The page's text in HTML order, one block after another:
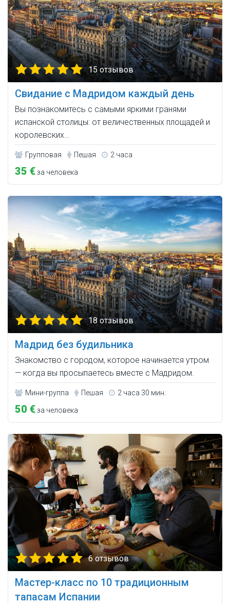
15 отзывов
Свидание с Мадридом каждый день
Вы познакомитесь с самыми яркими гранями
испанской столицы: от величественных площадей и
королевских…
Групповая Пешая 2 часа
35 €за человека
18 отзывов
Мадрид без будильника
Знакомство с городом, которое начинается утром
— когда вы просыпаетесь вместе с Мадридом.
Мини-группа Пешая 2 часа 30 мин.
50 €за человека
6 отзывов
Мастер-класс по 10 традиционным
тапасам Испании